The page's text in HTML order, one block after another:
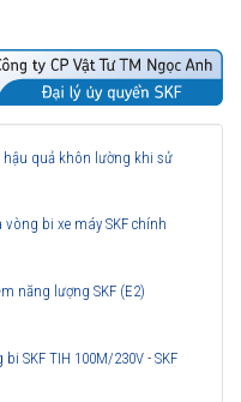
quả khôn lường khi sử
bi xe máy SKF chính
năng lượng SKF (E2)
SKF TIH 100M/230V - SKF